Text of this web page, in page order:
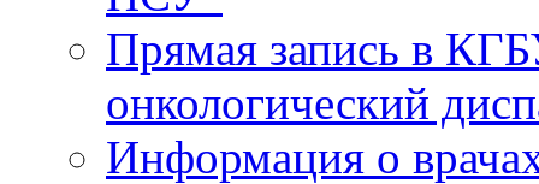
Прямая запись в
онкологический
Информация о